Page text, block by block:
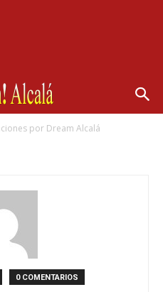
por Dream Alcalá
0 COMENTARIOS